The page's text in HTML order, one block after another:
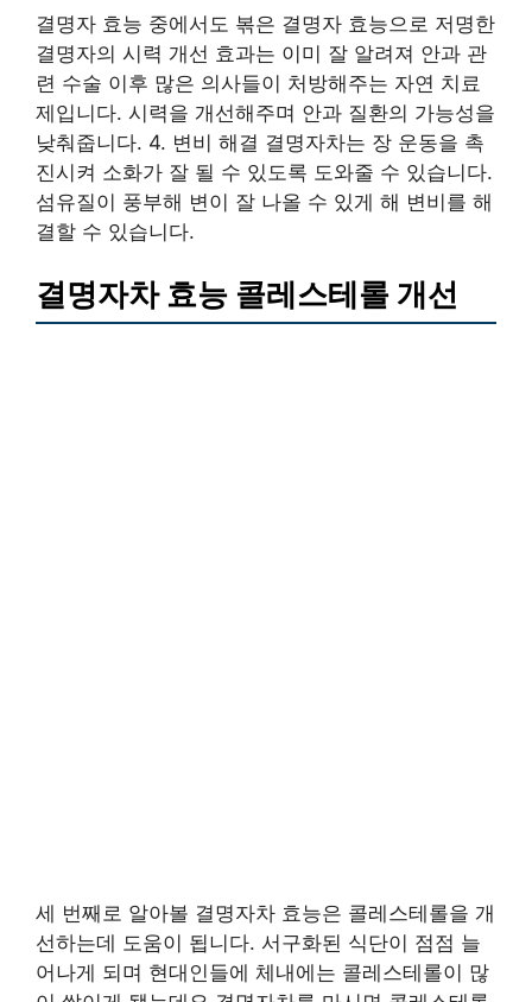
결명자 효능 중에서도 볶은 결명자 효능으로 저명한
결명자의 시력 개선 효과는 이미 잘 알려져 안과 관
련 수술 이후 많은 의사들이 처방해주는 자연 치료
제입니다. 시력을 개선해주며 안과 질환의 가능성을
낮춰줍니다. 4. 변비 해결 결명자차는 장 운동을 촉
진시켜 소화가 잘 될 수 있도록 도와줄 수 있습니다.
섬유질이 풍부해 변이 잘 나올 수 있게 해 변비를 해
결할 수 있습니다.
결명자차 효능 콜레스테롤 개선
세 번째로 알아볼 결명자차 효능은 콜레스테롤을 개
선하는데 도움이 됩니다. 서구화된 식단이 점점 늘
어나게 되며 현대인들에 체내에는 콜레스테롤이 많